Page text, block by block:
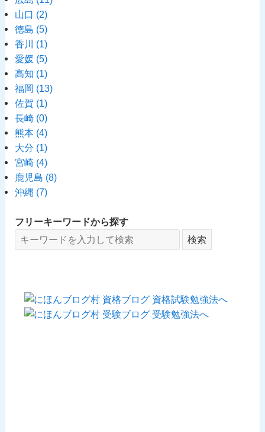
山口 (2)
徳島 (5)
香川 (1)
愛媛 (5)
高知 (1)
福岡 (13)
佐賀 (1)
長崎 (0)
熊本 (4)
大分 (1)
宮崎 (4)
鹿児島 (8)
沖縄 (7)
フリーキーワードから探す